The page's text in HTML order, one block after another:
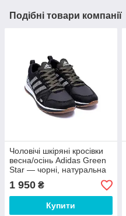
Подібні товари компанії
Чоловічі шкіряні кросівки
весна/осінь Adidas Green
Star — чорні, натуральна
шкіра
1 950 ₴
Купити